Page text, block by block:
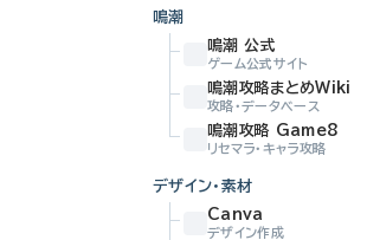
鳴潮
鳴潮 公式
ゲーム公式サイト
鳴潮攻略まとめWiki
攻略・データベース
鳴潮攻略 Game8
リセマラ・キャラ攻略
デザイン・素材
Canva
デザイン作成